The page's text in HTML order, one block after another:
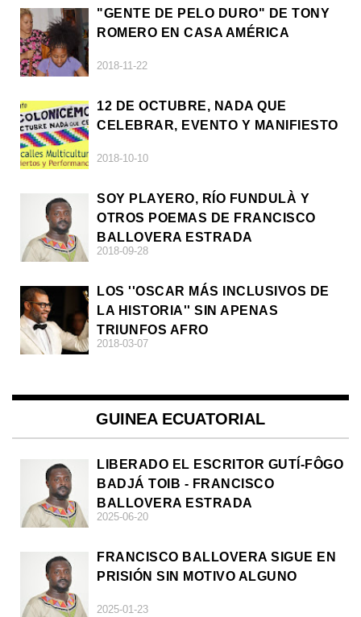
"GENTE DE PELO DURO" DE TONY
ROMERO EN CASA AMÉRICA
2018-11-22
12 DE OCTUBRE, NADA QUE
CELEBRAR, EVENTO Y MANIFIESTO
2018-10-10
SOY PLAYERO, RÍO FUNDULÀ Y
OTROS POEMAS DE FRANCISCO
BALLOVERA ESTRADA
2018-09-28
LOS ''OSCAR MÁS INCLUSIVOS DE
LA HISTORIA'' SIN APENAS
TRIUNFOS AFRO
2018-03-07
GUINEA ECUATORIAL
LIBERADO EL ESCRITOR GUTÍ-FÔGO
BADJÁ TOIB - FRANCISCO
BALLOVERA ESTRADA
2025-06-20
FRANCISCO BALLOVERA SIGUE EN
PRISIÓN SIN MOTIVO ALGUNO
2025-01-23